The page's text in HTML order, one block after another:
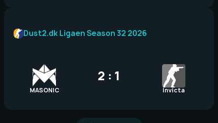
MASONIC
2 : 1
Invicta
Dust2.dk Ligaen Season 32 2026